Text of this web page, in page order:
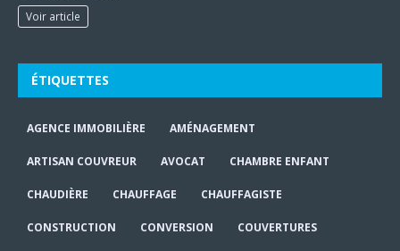
Voir article
ÉTIQUETTES
AGENCE IMMOBILIÈRE AMÉNAGEMENT
ARTISAN COUVREUR AVOCAT CHAMBRE ENFANT
CHAUDIÈRE CHAUFFAGE CHAUFFAGISTE
CONSTRUCTION CONVERSION COUVERTURES